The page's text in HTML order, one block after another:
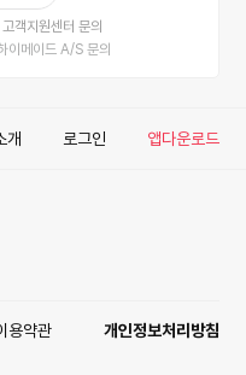
객지원센터 문의
이메이드 A/S 문의
개 로그인 앱다운로드
용약관 개인정보처리방침